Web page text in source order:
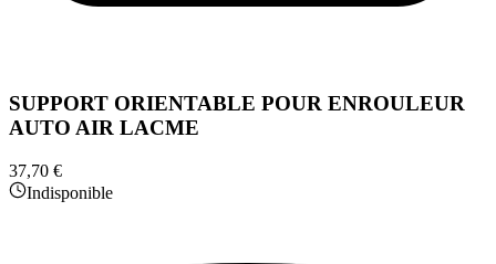
SUPPORT ORIENTABLE POUR ENROULEUR
AUTO AIR LACME
37,70 €
Indisponible